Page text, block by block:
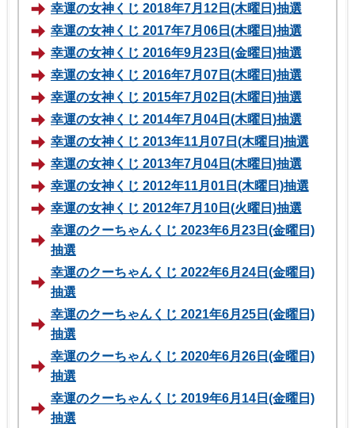
幸運の女神くじ 2018年7月12日(木曜日)抽選
幸運の女神くじ 2017年7月06日(木曜日)抽選
幸運の女神くじ 2016年9月23日(金曜日)抽選
幸運の女神くじ 2016年7月07日(木曜日)抽選
幸運の女神くじ 2015年7月02日(木曜日)抽選
幸運の女神くじ 2014年7月04日(木曜日)抽選
幸運の女神くじ 2013年11月07日(木曜日)抽選
幸運の女神くじ 2013年7月04日(木曜日)抽選
幸運の女神くじ 2012年11月01日(木曜日)抽選
幸運の女神くじ 2012年7月10日(火曜日)抽選
幸運のクーちゃんくじ 2023年6月23日(金曜日)
抽選
幸運のクーちゃんくじ 2022年6月24日(金曜日)
抽選
幸運のクーちゃんくじ 2021年6月25日(金曜日)
抽選
幸運のクーちゃんくじ 2020年6月26日(金曜日)
抽選
幸運のクーちゃんくじ 2019年6月14日(金曜日)
抽選